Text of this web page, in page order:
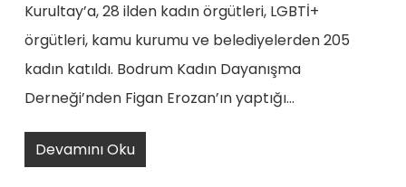
Kurultay’a, 28 ilden kadın örgütleri, LGBTİ+
örgütleri, kamu kurumu ve belediyelerden 205
kadın katıldı. Bodrum Kadın Dayanışma
Derneği’nden Figan Erozan’ın yaptığı…
Devamını Oku